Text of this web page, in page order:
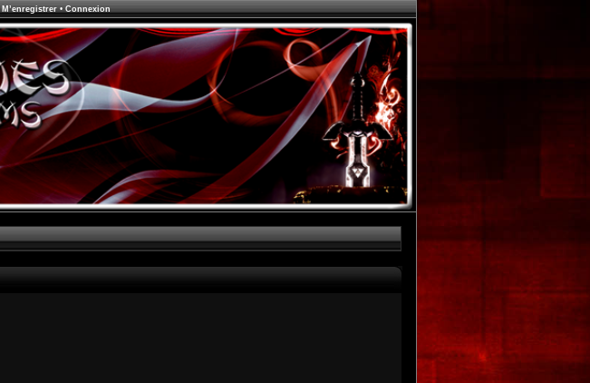
M’enregistrer• Connexion